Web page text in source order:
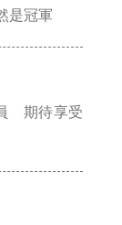
是冠軍
期待享受